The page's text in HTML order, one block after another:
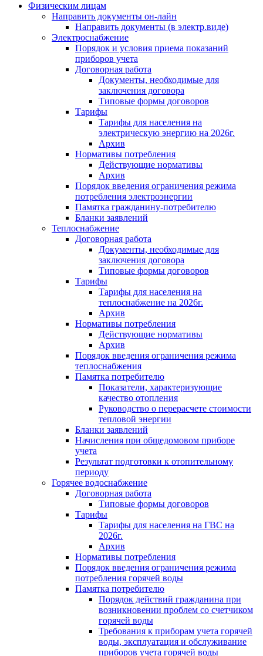
Физическим лицам
Направить документы он-лайн
Направить документы (в электр.виде)
Электроснабжение
Порядок и условия приема показаний
приборов учета
Договорная работа
Документы, необходимые для
заключения договора
Типовые формы договоров
Тарифы
Тарифы для населения на
электрическую энергию на 2026г.
Архив
Нормативы потребления
Действующие нормативы
Архив
Порядок введения ограничения режима
потребления электроэнергии
Памятка гражданину-потребителю
Бланки заявлений
Теплоснабжение
Договорная работа
Документы, необходимые для
заключения договора
Типовые формы договоров
Тарифы
Тарифы для населения на
теплоснабжение на 2026г.
Архив
Нормативы потребления
Действующие нормативы
Архив
Порядок введения ограничения режима
теплоснабжения
Памятка потребителю
Показатели, характеризующие
качество отопления
Руководство о перерасчете стоимости
тепловой энергии
Бланки заявлений
Начисления при общедомовом приборе
учета
Результат подготовки к отопительному
периоду
Горячее водоснабжение
Договорная работа
Типовые формы договоров
Тарифы
Тарифы для населения на ГВС на
2026г.
Архив
Нормативы потребления
Порядок введения ограничения режима
потребления горячей воды
Памятка потребителю
Порядок действий гражданина при
возникновении проблем со счетчиком
горячей воды
Требования к приборам учета горячей
воды, эксплуатация и обслуживание
приборов учета горячей воды